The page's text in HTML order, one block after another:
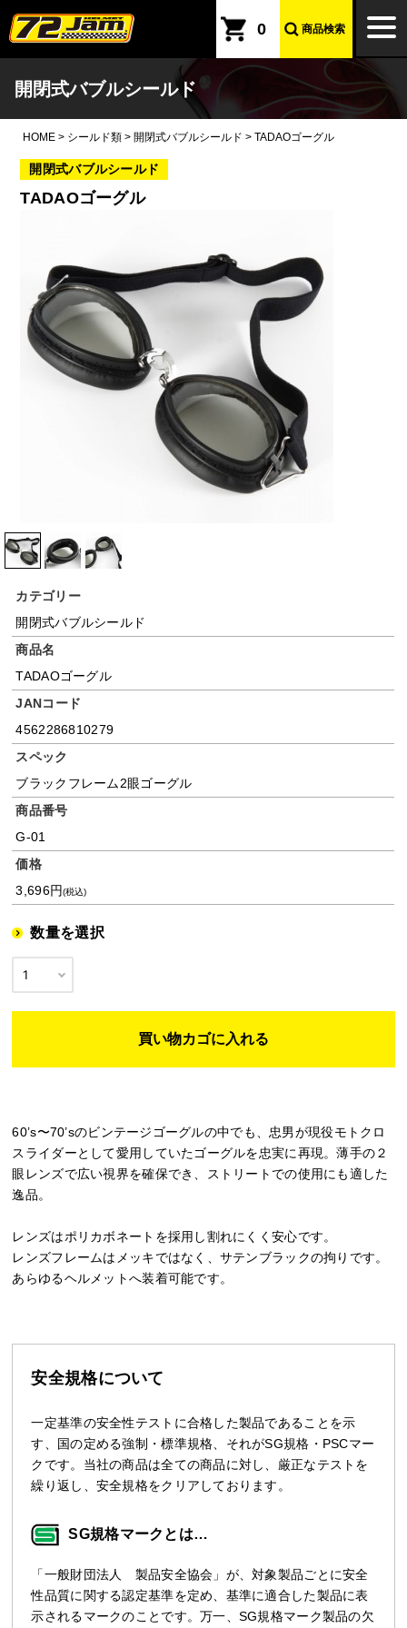
本文へ
0 商品検索
開閉式バブルシールド
HOME > シールド類 > 開閉式バブルシールド > TADAOゴーグル
開閉式バブルシールド
TADAOゴーグル
カテゴリー
開閉式バブルシールド
商品名
TADAOゴーグル
JANコード
4562286810279
スペック
ブラックフレーム2眼ゴーグル
商品番号
G-01
価格
3,696円(税込)
数量を選択
60’s〜70’sのビンテージゴーグルの中でも、忠男が現役モトクロ
スライダーとして愛用していたゴーグルを忠実に再現。薄手の２
眼レンズで広い視界を確保でき、ストリートでの使用にも適した
逸品。
レンズはポリカボネートを採用し割れにくく安心です。
レンズフレームはメッキではなく、サテンブラックの拘りです。
あらゆるヘルメットへ装着可能です。
安全規格について
一定基準の安全性テストに合格した製品であることを示
す、国の定める強制・標準規格、それがSG規格・PSCマー
クです。当社の商品は全ての商品に対し、厳正なテストを
繰り返し、安全規格をクリアしております。
SG規格マークとは…
「一般財団法人 製品安全協会」が、対象製品ごとに安全
性品質に関する認定基準を定め、基準に適合した製品に表
示されるマークのことです。万一、SG規格マーク製品の欠